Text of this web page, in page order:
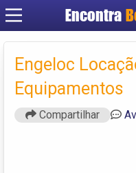
Encontra
Engeloc
Equipamentos
Compartilhar